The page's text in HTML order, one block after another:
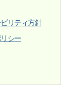
リティ方針
シー